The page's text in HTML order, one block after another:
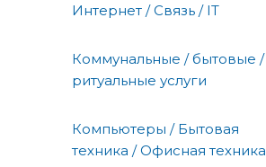
Интернет / Связь / IT
Коммунальные / бытовые /
ритуальные услуги
Компьютеры / Бытовая
техника / Офисная техника